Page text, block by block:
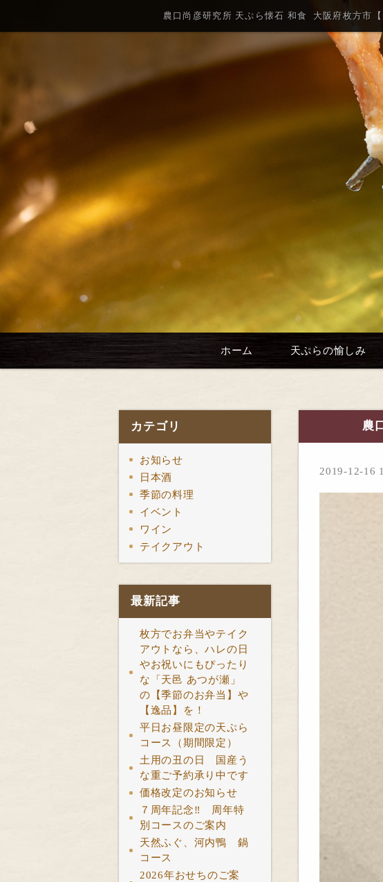
農口尚彦研究所 天ぷら懐石 和食 大阪府枚方市
ホーム 天ぷらの愉しみ
カテゴリ
お知らせ
日本酒
季節の料理
イベント
ワイン
テイクアウト
最新記事
枚方でお弁当やテイク
アウトなら、ハレの日
やお祝いにもぴったり
な「天邑 あつが瀬」
の【季節のお弁当】や
【逸品】を！
平日お昼限定の天ぷら
コース（期間限定）
土用の丑の日 国産う
な重ご予約承り中です
価格改定のお知らせ
７周年記念‼ 周年特
別コースのご案内
天然ふぐ、河内鴨 鍋
コース
2026年おせちのご案
農
2019-12-16